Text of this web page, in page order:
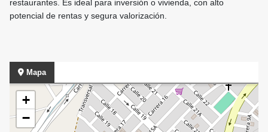
restaurantes. Es ideal para inversión o vivienda, con alto
potencial de rentas y segura valorización.
Mapa
+
−